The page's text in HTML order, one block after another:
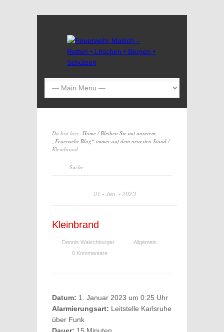
Du bist hier: Home/Bleiben Sie mit unserem
„Feuerwehr Blog“ immer auf dem neuesten Stand/
Kleinbrand
01 Jan. 2023
Kleinbrand
Dennis Walschburger
Allgemein
0 Kommentare
Datum: 1. Januar 2023 um 0:25 Uhr
Alarmierungsart: Leitstelle Karlsruhe
über Funk